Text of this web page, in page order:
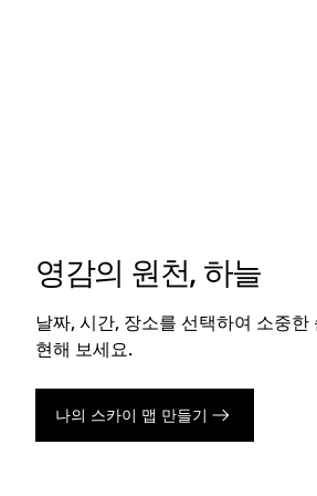
영감의 원천, 하늘
날짜, 시간, 장소를 선택하여 소중
현해 보세요.
나의 스카이 맵 만들기